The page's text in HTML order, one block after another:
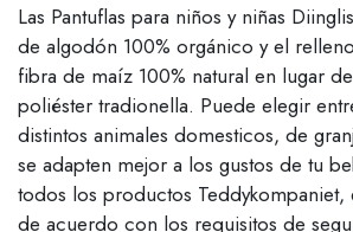
Las Pantuflas para niños y niñas
de algodón 100% orgánico y el
fibra de maíz 100% natural en lugar
poliéster tradionella. Puede elegir
distintos animales domesticos, de
se adapten mejor a los gustos de tu
todos los productos Teddykompaniet,
de acuerdo con los requisitos de